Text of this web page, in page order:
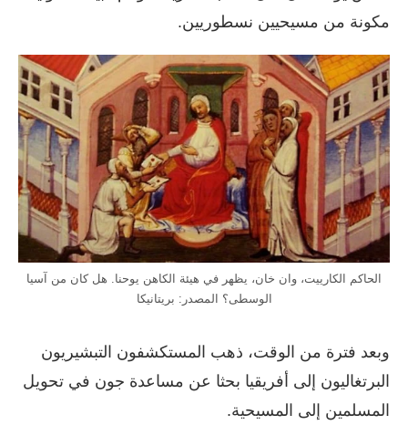
مكونة من مسيحيين نسطوريين.
الحاكم الكارييت، وان خان، يظهر في هيئة الكاهن يوحنا. هل كان من آسيا
الوسطى؟ المصدر: بريتانيكا
وبعد فترة من الوقت، ذهب المستكشفون التبشيريون
البرتغاليون إلى أفريقيا بحثا عن مساعدة جون في تحويل
المسلمين إلى المسيحية.